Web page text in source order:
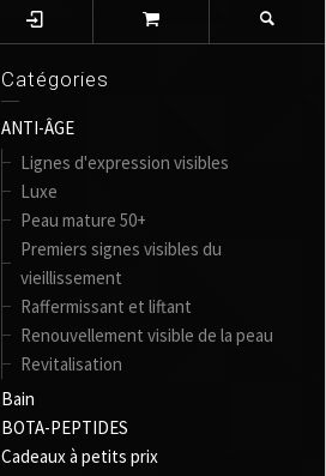
Catégories
ANTI-ÂGE
Lignes d'expression visibles
Luxe
Peau mature 50+
Premiers signes visibles du
vieillissement
Raffermissant et liftant
Renouvellement visible de la peau
Revitalisation
Bain
BOTA-PEPTIDES
Cadeaux à petits prix